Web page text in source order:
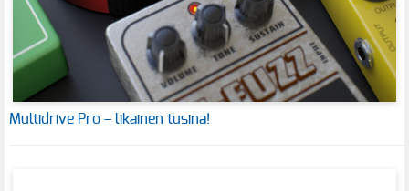
Multidrive Pro – likainen tusina!